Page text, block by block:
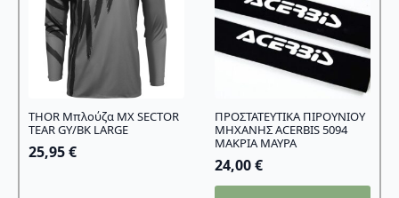
επιλογές
μπορούν
επιλεγούν
σελίδα
του
προϊόντος
THOR Μπλούζα MX SECTOR
TEAR GY/BK LARGE
25,95€
ΠΡΟΣΤΑΤΕΥΤΙΚΑ ΠΙΡΟΥΝΙΟΥ
ΜΗΧΑΝΗΣ ACERBIS 5094
ΜΑΚΡΙΑ ΜΑΥΡΑ
24,00€